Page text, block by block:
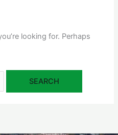
looking for. Perhaps